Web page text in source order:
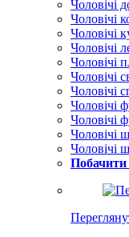
Чоловічі
Чоловічі
Чоловічі
Чоловічі
Чоловічі
Чоловічі
Чоловічі
Чоловічі
Чоловічі
Чоловічі
Чоловічі
Побачити